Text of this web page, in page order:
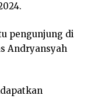
pengunjung di
Andryansyah